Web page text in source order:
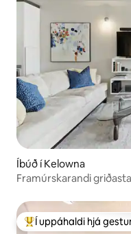
Íbúð í Kelowna
Framúrskarandi
Í mestu uppáhaldi hjá
Í uppáhaldi hjá